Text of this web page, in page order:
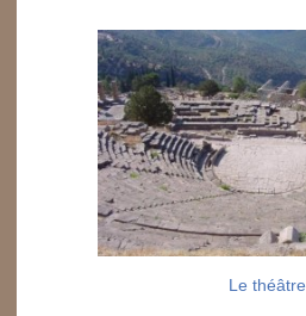
Le théâtre